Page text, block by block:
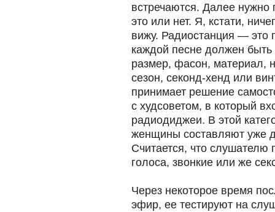
встречаются. Далее
это или нет. Я, кстати,
вижу. Радиостанция — это
каждой песне должен
размер, фасон, материал,
сезон, секонд-хенд или
принимает решение
с худсоветом, в который
радиодиджеи. В этой
женщины составляют уже
Считается, что
голоса, звонкие или же
Через некоторое время
эфир, ее тестируют на